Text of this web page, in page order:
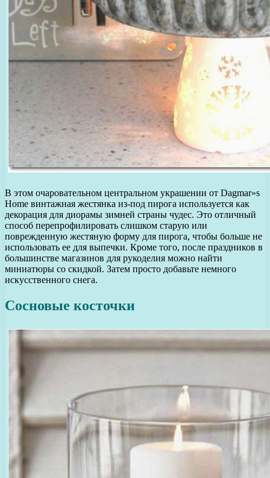
В этом очаровательном центральном украшении от Dagmar»s
Home винтажная жестянка из-под пирога используется как
декорация для диорамы зимней страны чудес. Это отличный
способ перепрофилировать слишком старую или
поврежденную жестяную форму для пирога, чтобы больше не
использовать ее для выпечки. Кроме того, после праздников в
большинстве магазинов для рукоделия можно найти
миниатюры со скидкой. Затем просто добавьте немного
искусственного снега.
Сосновые косточки